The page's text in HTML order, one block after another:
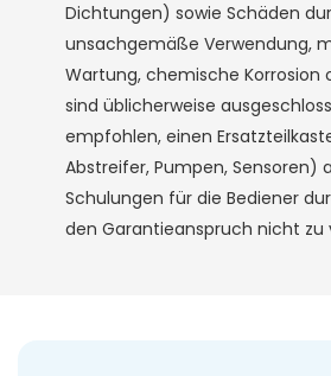
Dichtungen) sowie Schäden
unsachgemäße Verwendung,
Wartung, chemische Korrosion
sind üblicherweise
empfohlen, einen
Abstreifer, Pumpen, Sensoren)
Schulungen für die Bediener
den Garantieanspruch nicht zu